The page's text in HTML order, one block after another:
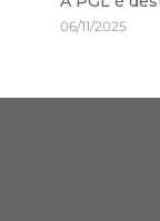
06/11/2025